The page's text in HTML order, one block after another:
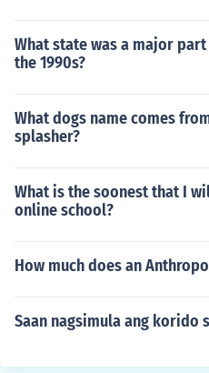
What state was a major
the 1990s?
What dogs name comes
splasher?
What is the soonest that I
online school?
How much does an
Saan nagsimula ang korido